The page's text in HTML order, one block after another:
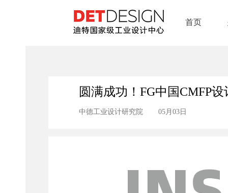
首页
圆满成功！FG中国CMFP
中德工业设计研究院 05月03日